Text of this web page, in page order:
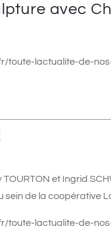
avec
toute-lactualite-de-
et Ingrid
de la coopérative
toute-lactualite-de-